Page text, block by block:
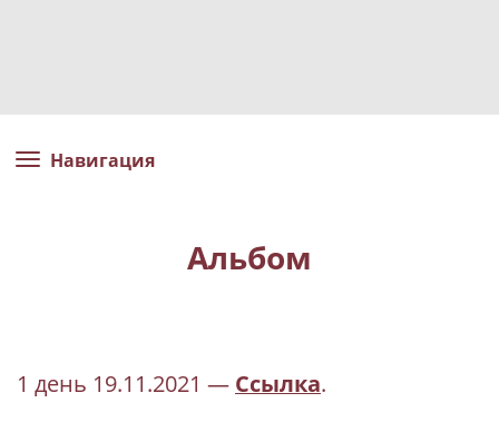
Навигация
Альбом
1 день 19.11.2021 — Ссылка.